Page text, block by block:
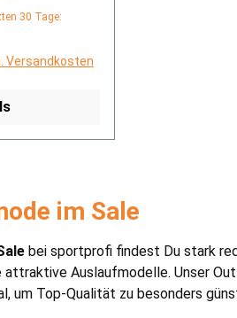
30 Tage:
Versandkosten
im Sale
bei sportprofi findest Du stark
attraktive Auslaufmodelle. Unser
um Top-Qualität zu besonders